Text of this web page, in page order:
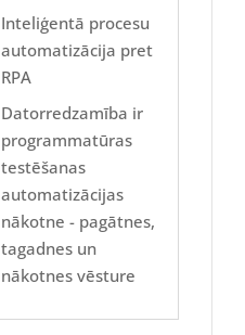
Inteliģentā procesu
automatizācija pret
RPA
Datorredzamība ir
programmatūras
testēšanas
automatizācijas
nākotne - pagātnes,
tagadnes un
nākotnes vēsture